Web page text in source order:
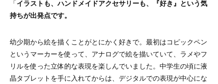
「イラストも、ハンドメイドアクセサリーも、『好き』という気
持ちが出発点です。
幼少期から絵を描くことがとにかく好きで。最初はコピックペン
というマーカーを使って、アナログで絵を描いていて、ラメやフ
リルを使った立体的な表現を楽しんでいました。中学生の頃に液
晶タブレットを手に入れてからは、デジタルでの表現が中心にな